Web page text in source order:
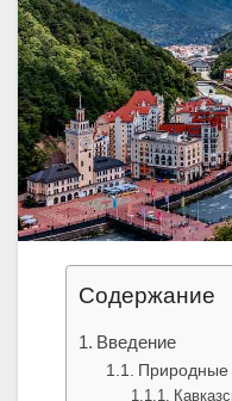
Содержание
Введение
Природные